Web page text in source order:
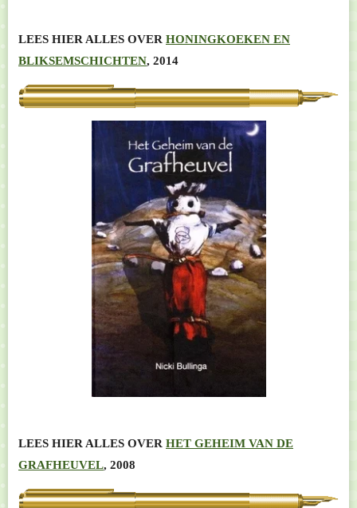
LEES HIER ALLES OVER HONINGKOEKEN EN
BLIKSEMSCHICHTEN, 2014
LEES HIER ALLES OVER HET GEHEIM VAN DE
GRAFHEUVEL, 2008